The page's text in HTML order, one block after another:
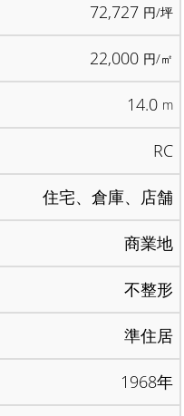
72,727 円/坪
22,000 円/㎡
14.0 m
RC
住宅、倉庫、店舗
商業地
不整形
準住居
1968年